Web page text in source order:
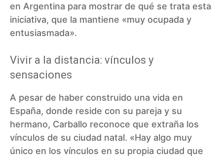
en Argentina para mostrar de qué se trata esta
iniciativa, que la mantiene «muy ocupada y
entusiasmada».
Vivir a la distancia: vínculos y
sensaciones
A pesar de haber construido una vida en
España, donde reside con su pareja y su
hermano, Carballo reconoce que extraña los
vínculos de su ciudad natal. «Hay algo muy
único en los vínculos en su propia ciudad que